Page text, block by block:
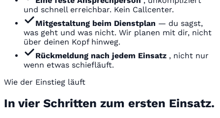
und schnell erreichbar. Kein Callcenter.
Mitgestaltung beim Dienstplan — du sagst,
was geht und was nicht. Wir planen mit dir, nicht
über deinen Kopf hinweg.
Rückmeldung nach jedem Einsatz , nicht nur
wenn etwas schiefläuft.
Wie der Einstieg läuft
In vier Schritten zum ersten Einsatz.